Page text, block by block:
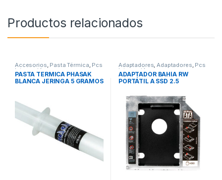
Productos relacionados
Accesorios, Pasta Térmica, Pcs
Integración
PASTA TERMICA PHASAK
BLANCA JERINGA 5 GRAMOS
Adaptadores,Adaptadores, Pcs
Integración
ADAPTADOR BAHÍA RW
PORTÁTIL A SSD 2.5